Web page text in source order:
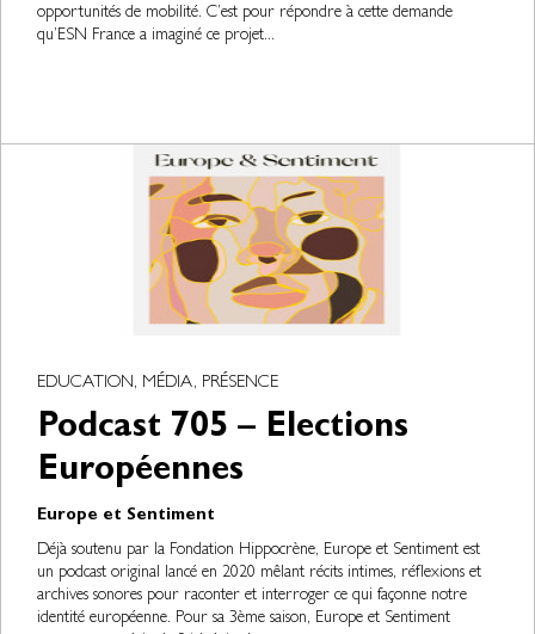
opportunités de mobilité. C’est pour répondre à cette demande
qu’ESN France a imaginé ce projet...
EDUCATION, MÉDIA, PRÉSENCE
Podcast 705 – Elections
Européennes
Europe et Sentiment
Déjà soutenu par la Fondation Hippocrène, Europe et Sentiment est
un podcast original lancé en 2020 mêlant récits intimes, réflexions et
archives sonores pour raconter et interroger ce qui façonne notre
identité européenne. Pour sa 3ème saison, Europe et Sentiment